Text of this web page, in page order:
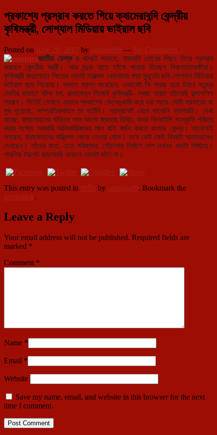
প্রকাশ্যে প্রস্রাব করতে গিয়ে ক্যামেরাবন্দি কেন্দ্রীয়
কৃষিমন্ত্রী, সোশ্যাল মিডিয়ায় ভাইরাল ছবি
Posted on June 29, 2017 by santanu99 — No Comments ↓
জাতীয় ডেস্ক ৷৷খটখটে সকালে, হাজারটা চোখের পিছন ফিরে প্রস্রাব
করছেন কেন্দ্রীয় মন্ত্রী। আর বন্দুক হাতে তাঁকে পাহারা দিচ্ছেন নিরাপত্তারক্ষীরা।
কৃষিমন্ত্রী রাধামোহন সিংহের এমনই মারাত্মক বেকায়দায় পড়া মুহূর্তের ছবি সোশ্যাল মিডিয়ায়
ভাইরাল হয়ে গিয়েছে। সকলে প্রশ্ন করেছেন, এভাবেই কি স্বচ্ছ হয়ে উঠবে নরেন্দ্র
মোদীর ভারত? ঘটনা হল, রাধামোহন নিজেই কৃষিমন্ত্রী- স্বচ্ছ ভারত তাঁদেরই ফ্ল্যাগশিপ
প্রকল্প। তিনিই সেখানে এভাবে প্রকাশ্যে কেলেঙ্কারি করে ধরা পড়ায় মোদী সরকারের যা
মুখ পুড়েছে, সাম্প্রতিককালে তা ঘটেনি। প্রস্রাবেই থেমে থাকেনি ব্যাপারটা। দেখা
যাচ্ছে, রাধামোহনের গাড়িতে লাল আলো জ্বলছে দিব্যি, অথচ ভিআইপি সংস্কৃতি পরিহার
করার লক্ষ্যে সরকারি আধিকারিকদের লাল বাতি বর্জন করতে বলেছে কেন্দ্র। অনেকেই
বলছেন, রাধামোহনের মন্ত্রিপদ কেড়ে নেওয়া হোক। তবে কেউ কেউ বিষয়টা অন্যভাবেও
দেখছেন। তাঁদের মতে, এতে পরিষ্কার, শৌচাগার নির্মাণে দেশ এখনও কতটা পিছিয়ে।
পাবলিক টয়লেট কাছাকাছি থাকলে এমনটা ঘটত না।
This entry was posted in জাতীয় by santanu99. Bookmark the
permalink.
Leave a Reply
Your email address will not be published. Required fields are
marked *
Comment *
Name *
Email *
Website
Save my name, email, and website in this browser for the next
time I comment.